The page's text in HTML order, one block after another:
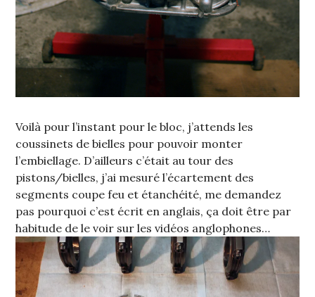
Voilà pour l’instant pour le bloc, j’attends les
coussinets de bielles pour pouvoir monter
l’embiellage. D’ailleurs c’était au tour des
pistons/bielles, j’ai mesuré l’écartement des
segments coupe feu et étanchéité, me demandez
pas pourquoi c’est écrit en anglais, ça doit être par
habitude de le voir sur les vidéos anglophones…